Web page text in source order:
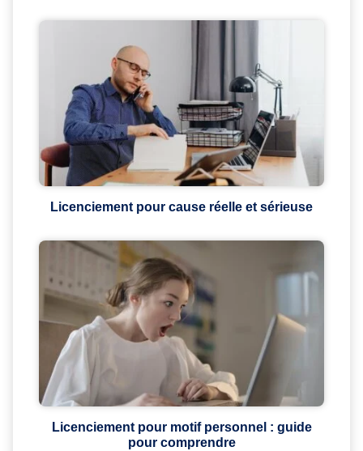
Licenciement pour cause réelle et sérieuse
Licenciement pour motif personnel : guide
pour comprendre